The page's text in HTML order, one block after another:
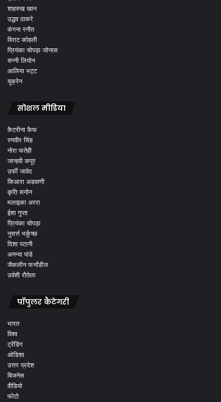
शाहरुख खान
उद्धव ठाकरे
कंगना रनौत
विराट कोहली
प्रियंका चोपड़ा जोनास
सन्नी लियोन
आलिया भट्ट
यूक्रेन
सोशल मीडिया
कैटरीना कैफ
रणवीर सिंह
नोरा फतेही
जान्हवी कपूर
उर्फी जावेद
किआरा अडवाणी
कृति सनोन
मलाइका अररा
ईशा गुप्ता
प्रियंका चोपड़ा
नुसर्त्त भर्कुच्छ
दिशा पटानी
अनन्या पांडे
जैकलीन फर्नांडीज
उर्वशी रौतेला
पॉपुलर कैटेगरी
भारत
विश्व
ट्रेंडिंग
ओडिशा
उत्तर प्रदेश
बिजनेस
वीडियो
फोटो